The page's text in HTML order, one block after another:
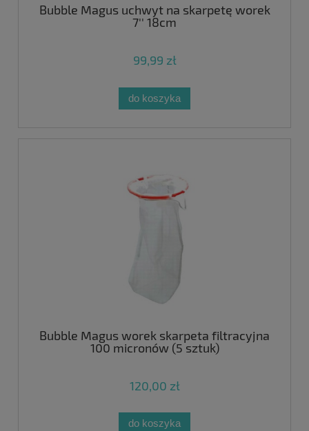
Bubble Magus uchwyt na skarpetę worek
7'' 18cm
99,99 zł
do koszyka
Bubble Magus worek skarpeta filtracyjna
100 micronów (5 sztuk)
120,00 zł
do koszyka